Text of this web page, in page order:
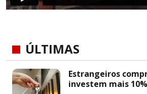
ÚLTIMAS
Estrangeiros
investem mais